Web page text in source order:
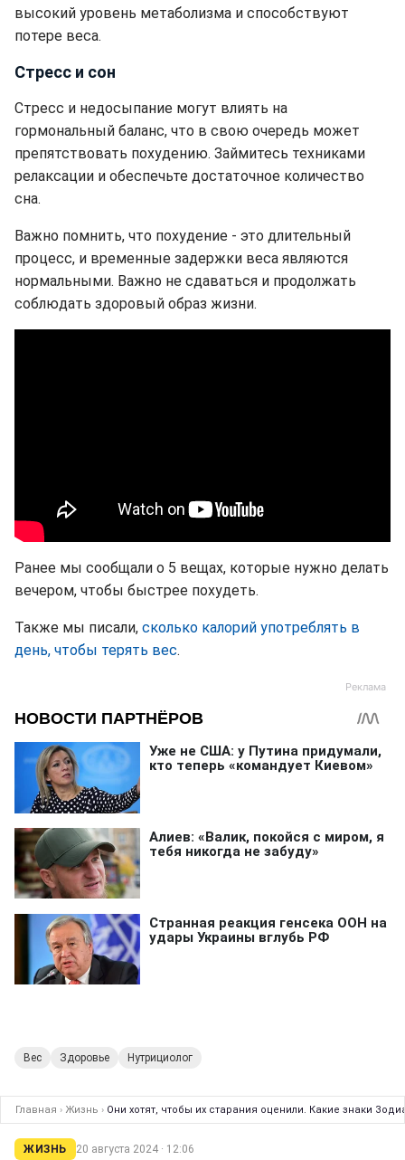
высокий уровень метаболизма и способствуют
потере веса.
Стресс и сон
Стресс и недосыпание могут влиять на
гормональный баланс, что в свою очередь может
препятствовать похудению. Займитесь техниками
релаксации и обеспечьте достаточное количество
сна.
Важно помнить, что похудение - это длительный
процесс, и временные задержки веса являются
нормальными. Важно не сдаваться и продолжать
соблюдать здоровый образ жизни.
Ранее мы сообщали о 5 вещах, которые нужно делать
вечером, чтобы быстрее похудеть.
Также мы писали, сколько калорий употреблять в
день, чтобы терять вес.
Вес Здоровье Нутрициолог
Главная › Жизнь › Они хотят, чтобы их старания оценили. Какие знаки
ЖИЗНЬ 20 августа 2024 · 12:06